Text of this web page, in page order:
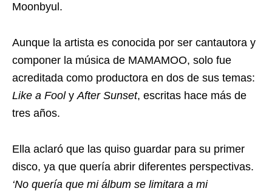
Moonbyul.
Aunque la artista es conocida por ser cantautora y
componer la música de MAMAMOO, solo fue
acreditada como productora en dos de sus temas:
Like a FoolyAfter Sunset, escritas hace más de
tres años.
Ella aclaró que las quiso guardar para su primer
disco, ya que quería abrir diferentes perspectivas.
‘No quería que mi álbum se limitara a mi